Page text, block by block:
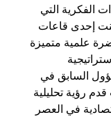
الفكرية التي
إحدى قاعات
علمية متميزة
السابق في
رؤية تحليلية
في العصر